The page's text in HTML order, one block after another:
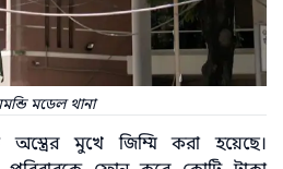
মডেল থানা
অস্ত্রের মুখে জিম্মি করা হয়েছে।